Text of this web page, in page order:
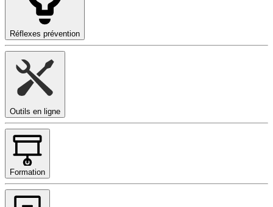
Réflexes prévention
Outils en ligne
Formation